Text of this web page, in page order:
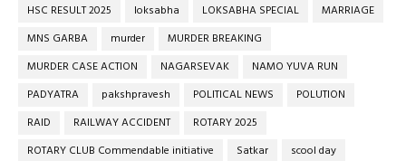
HSC RESULT 2025
loksabha LOKSABHA SPECIAL
MARRIAGE
MNS GARBA
murder
MURDER BREAKING
MURDER CASE ACTION
NAGARSEVAK
NAMO YUVA RUN
PADYATRA
pakshpravesh POLITICAL NEWS
POLUTION
RAID
RAILWAY ACCIDENT
ROTARY 2025
ROTARY CLUB Commendable initiative
Satkar
scool day